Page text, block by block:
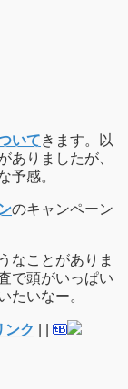
いてきます。以
ありましたが、
予感。
のキャンペーン
なことがありま
で頭がいっぱい
たいなー。
ンク